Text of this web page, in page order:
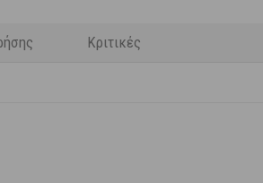
Κριτικές